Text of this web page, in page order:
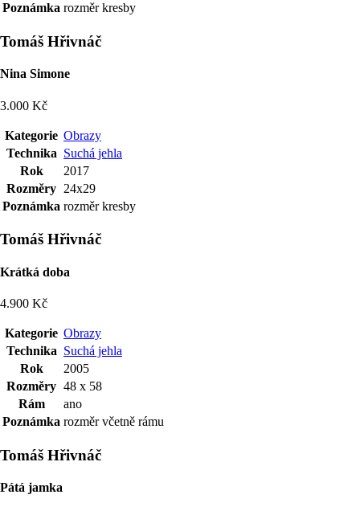
Poznámka rozměr kresby
Tomáš Hřivnáč
Nina Simone
3.000 Kč
Kategorie Obrazy
Technika Suchá jehla
Rok
2017
Rozměry 24x29
Poznámka rozměr kresby
Tomáš Hřivnáč
Krátká doba
4.900 Kč
Kategorie Obrazy
Technika Suchá jehla
Rok
2005
Rozměry 48 x 58
Rám
ano
Poznámka rozměr včetně rámu
Tomáš Hřivnáč
Pátá jamka